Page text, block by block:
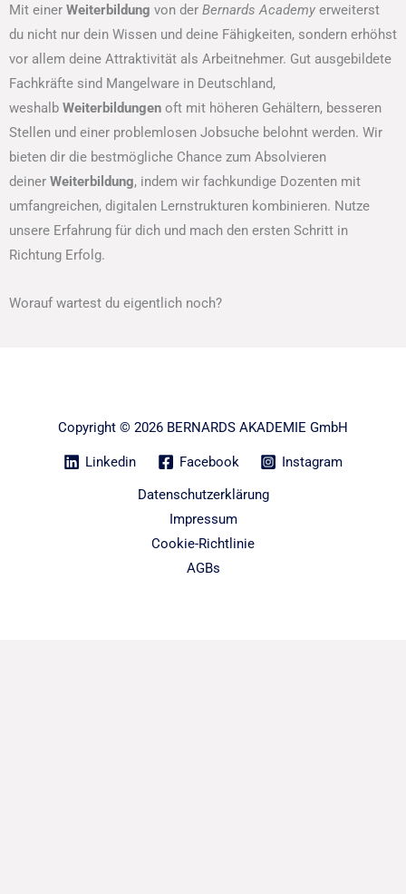
Mit einer Weiterbildung von der Bernards Academy erweiterst
du nicht nur dein Wissen und deine Fähigkeiten, sondern erhöhst
vor allem deine Attraktivität als Arbeitnehmer. Gut ausgebildete
Fachkräfte sind Mangelware in Deutschland,
weshalb Weiterbildungen oft mit höheren Gehältern, besseren
Stellen und einer problemlosen Jobsuche belohnt werden. Wir
bieten dir die bestmögliche Chance zum Absolvieren
deiner Weiterbildung, indem wir fachkundige Dozenten mit
umfangreichen, digitalen Lernstrukturen kombinieren. Nutze
unsere Erfahrung für dich und mach den ersten Schritt in
Richtung Erfolg.
Worauf wartest du eigentlich noch?
Copyright © 2026 BERNARDS AKADEMIE GmbH
Linkedin Facebook
Instagram
Datenschutzerklärung
Impressum
Cookie-Richtlinie
AGBs